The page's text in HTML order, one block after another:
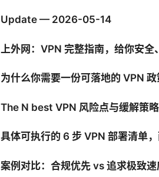
Update — 2026-05-14
上外网：VPN 完整指南，给你安
为什么你需要一份可落地的 VPN
The N best VPN 风险点与缓解策
具体可执行的 6 步 VPN 部署清单
案例对比：合规优先 vs 追求极致